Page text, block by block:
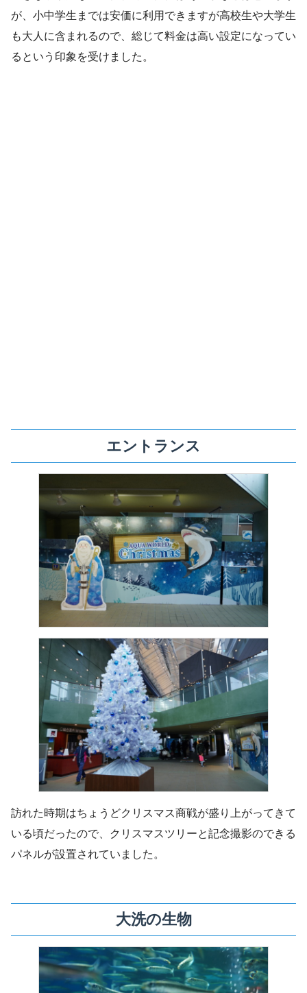
が、小中学生までは安価に利用できますが高校生や大学生
も大人に含まれるので、総じて料金は高い設定になってい
るという印象を受けました。
エントランス
訪れた時期はちょうどクリスマス商戦が盛り上がってきて
いる頃だったので、クリスマスツリーと記念撮影のできる
パネルが設置されていました。
大洗の生物